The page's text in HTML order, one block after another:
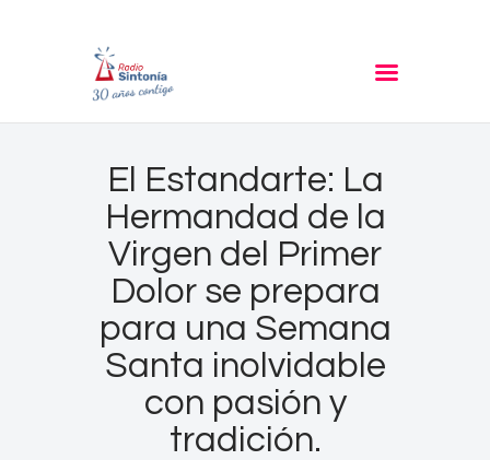
El Estandarte: La
Hermandad de la
Virgen del Primer
Dolor se prepara
para una Semana
Santa inolvidable
con pasión y
tradición.
RADIO SINTONIA
Informativos
Entrevistas
Noticias
Podcast
PROGRAMACIÓN
Nuestra Historia
Contacto